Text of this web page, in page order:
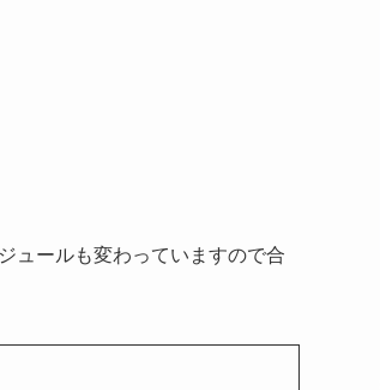
ュールも変わっていますので合